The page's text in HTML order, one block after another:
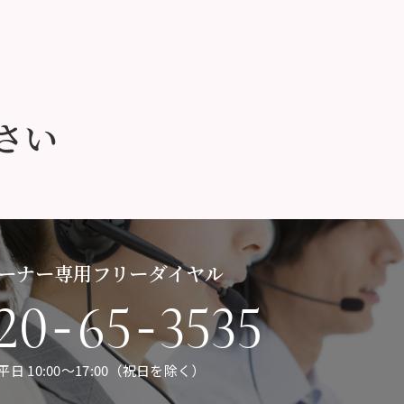
い
ーナー専用フリーダイヤル
-65-3535
平日 10:00〜17:00（祝日を除く）